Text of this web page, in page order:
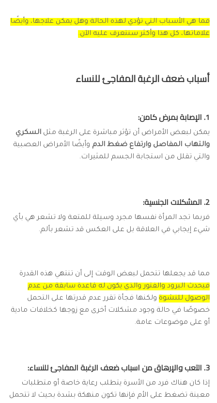
فما هي الأسباب التي تؤدي لهذه الحالة وهل يمكن علاجها، وأيضًا
علاماتها، كل هذا وأكثر سنتعرف عليه الآن.
أسباب ضعف الرغبة المفاجئ للنساء
1. الإصابة بمرض كامن:
يمكن لبعض الأمراض أن تؤثر مباشرة على الرغبة مثل السكري
والتهاب المفاصل وارتفاع ضغط الدم وأيضًا الأمراض العصبية
والتي تقلل من استجابة الجسم للمثيرات.
2. المشكلات الجنسية:
فربما تجد المرأة نفسها مجرد وسيلة للمتعة ولا تشعر هي بأي
شيء إيجابي في العلاقة بل على العكس قد تشعر بألم.
مما قد يجعلها تتحمل لبعض الوقت إلى أن تنتهي هذه القدرة
فيحدث البرود والفتور والذي يكون له قاعدة سابقة من عدم
الوصول للنشوة ولكنها فجأة تقرر عدم قدرتها على التحمل
خصوصًا في حالة وجود مشكلات أخرى مع زوجها كخلافات مادية
أو على موضوعات عامة.
3. التعب والإرهاق من اسباب ضعف الرغبة المفاجئ للنساء:
إذا كان هناك فرد من الأسرة يتطلب رعاية خاصة أو متطلبات
معينة تضغط على الأم فإنها تكون منهكة بشدة بحيث لا تتحمل